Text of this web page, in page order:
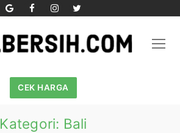
CEK HARGA
Kategori: Bali